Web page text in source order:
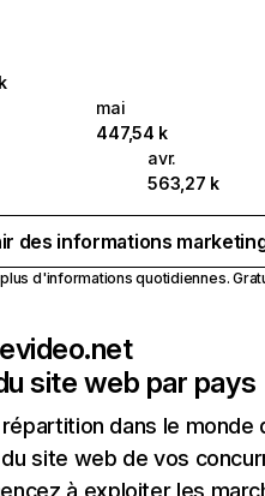
mai
447,54 k
avr.
563,27 k
des informations
d'informations quotidiennes.
site web par pays
dans le monde
site web de vos
à exploiter les